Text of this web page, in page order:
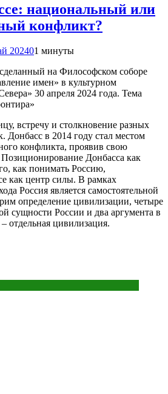
национальный или
конфликт?
202401 минуты
на Философском соборе
имен» в культурном
30 апреля 2024 года. Тема
встречу и столкновение разных
Донбасс в 2014 году стал местом
конфликта, проявив свою
Донбасса как
как понимать Россию,
как центр силы. В рамках
Россия является самостоятельной
определение цивилизации, четыре
сущности России и два аргумента в
отдельная цивилизация.